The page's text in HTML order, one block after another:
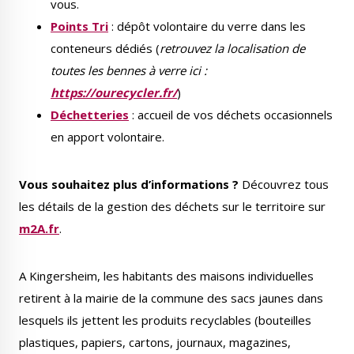
Le Créa
vous.
Points Tri : dépôt volontaire du verre dans les
conteneurs dédiés (retrouvez la localisation de
toutes les bennes à verre ici :
https://ourecycler.fr/)
Déchetteries : accueil de vos déchets occasionnels
en apport volontaire.
Vous souhaitez plus d’informations ? Découvrez tous
les détails de la gestion des déchets sur le territoire sur
m2A.fr.
A Kingersheim, les habitants des maisons individuelles
retirent à la mairie de la commune des sacs jaunes dans
lesquels ils jettent les produits recyclables (bouteilles
plastiques, papiers, cartons, journaux, magazines,